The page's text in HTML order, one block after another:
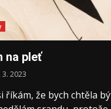
na pleť
3. 2023
říkám, že bych chtěla